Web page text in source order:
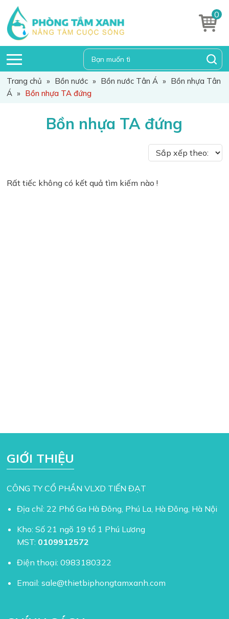
0
Trang chủ » Bồn nước » Bồn nước Tân Á » Bồn nhựa Tân
Á » Bồn nhựa TA đứng
Bồn nhựa TA đứng
Rất tiếc không có kết quả tìm kiếm nào !
GIỚI THIỆU
CÔNG TY CỔ PHẦN VLXD TIẾN ĐẠT
Địa chỉ: 22 Phố Ga Hà Đông, Phú La, Hà Đông, Hà Nội
Kho: Số 21 ngõ 19 tổ 1 Phú Lương
MST: 0109912572
Điện thoại:0983180322
Email:sale@thietbiphongtamxanh.com